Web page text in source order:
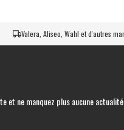
Valera, Aliseo, Wahl et d'autres
et ne manquez plus aucune